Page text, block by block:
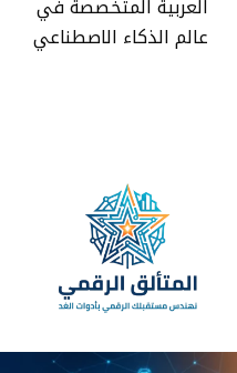
عالم الذكاء الاصطناعي